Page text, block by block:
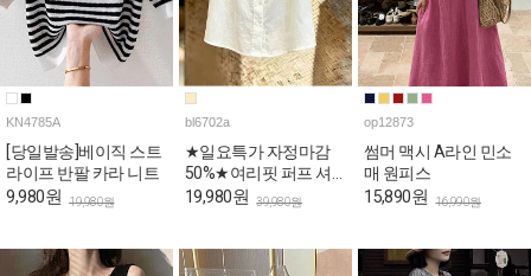
KN4785A
[당일발송]베이직 스트
라이프 반팔 카라 니트
9,980원 19,980원
bl6702a
★일요특가 자정마감
50%★여리핏 퍼프 셔
링 반소매 블라우스
19,980원 39,980원
op12873
썸머 맥시 A라인 민소
매 원피스
15,890원 16,990원